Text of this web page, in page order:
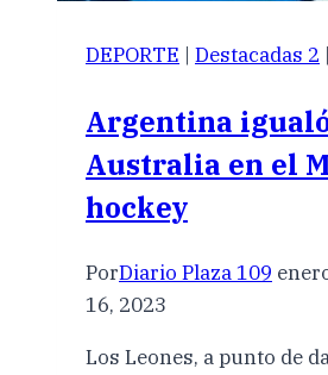
DEPORTE | Destacadas 2 |
Argentina
Australia en el
hockey
PorDiario Plaza 109
16, 2023
Los Leones, a punto de